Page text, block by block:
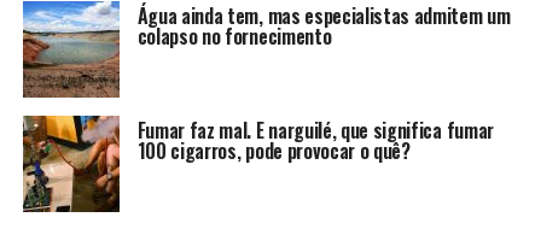
Água ainda tem, mas especialistas admitem um
colapso no fornecimento
Fumar faz mal. E narguilé, que significa fumar
100 cigarros, pode provocar o quê?